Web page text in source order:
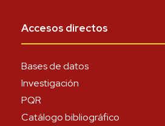
Accesos directos
Bases de datos
Investigación
PQR
Catálogo bibliográfico